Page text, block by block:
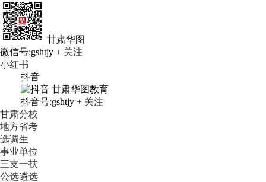
甘肃华图
微信号:gshtjy + 关注
小红书
抖音
甘肃华图教育
抖音号:gshtjy + 关注
甘肃分校
地方省考
选调生
事业单位
三支一扶
公选遴选